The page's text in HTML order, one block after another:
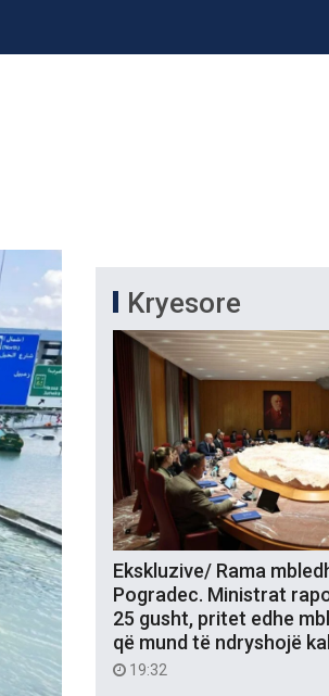
Kryesore
Ekskluzive/ Rama
Pogradec. Ministrat
25 gusht, pritet edhe
që mund të ndryshojë
19:32